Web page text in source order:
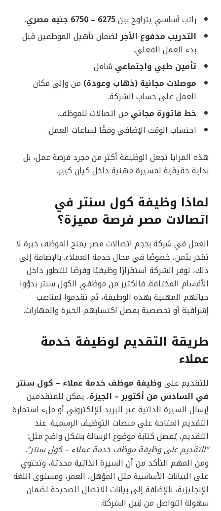
راتب أساسي يتراوح بين6275 – 6750 جنيه مصري
.
التدريب مدفوع الأجرلضمان تأهيل الموظفين قبل
بدء العمل الفعلي.
تأمين طبي واجتماعي شامل.
موصلات مجانية (ذهاب وعودة) من وإلى مكان
العمل على حساب الشركة.
خط فاتورة مجاني من اتصالات للموظف.
احتساب الوقت الإضافي وفقًا لساعات العمل.
هذه المزايا تجعل الوظيفة أكثر من مجرد فرصة عمل، بل
بداية حقيقية لمسيرة مهنية داخل كيان كبير.
لماذا وظيفة كول سنتر في
اتصالات مصر فرصة مميزة؟
العمل في شركة بحجم اتصالات مصر يمنح الموظف خبرة لا
تقدر بثمن، خصوصًا في مجال خدمة العملاء. بالإضافة إلى
ذلك، توفر الشركة استقرارًا وظيفيًا وفرصًا للتطور داخل
الأقسام المختلفة. فالكثير من موظفي الكول سنتر بدؤوا
حياتهم المهنية بهذه الوظيفة، ثم تقدموا لمناصب
إشرافية أو تخصصية بفضل اكتسابهم الخبرة والمهارات.
طريقة التقديم لوظيفة خدمة
عملاء
للتقديم على وظيفة موظف خدمة عملاء – كول سنتر
في السادس من أكتوبر – الجيزة، يمكن للمتقدمين
إرسال السيرة الذاتية عبر البريد الإلكتروني أو ملء استمارة
التقديم المتاحة على منصات التوظيف الرسمية. عند
التقديم، يُفضل كتابة موضوع الرسالة بشكل واضح مثل:
“التقديم على وظيفة موظف خدمة عملاء – كول سنتر”.
ومن المهم التأكد من أن السيرة الذاتية محدثة، وتحتوي
على البيانات الأساسية مثل المؤهل، العمر، ومستوى اللغة
الإنجليزية، بالإضافة إلى بيانات الاتصال الصحيحة لضمان
سهولة التواصل من قِبل الشركة.